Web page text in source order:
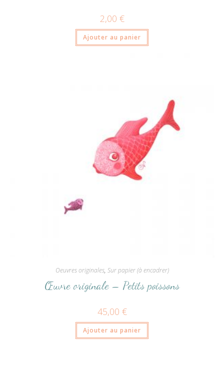
2,00 €
Ajouter au panier
Oeuvres originales, Sur papier (à encadrer)
Œuvre originale – Petits poissons
45,00 €
Ajouter au panier